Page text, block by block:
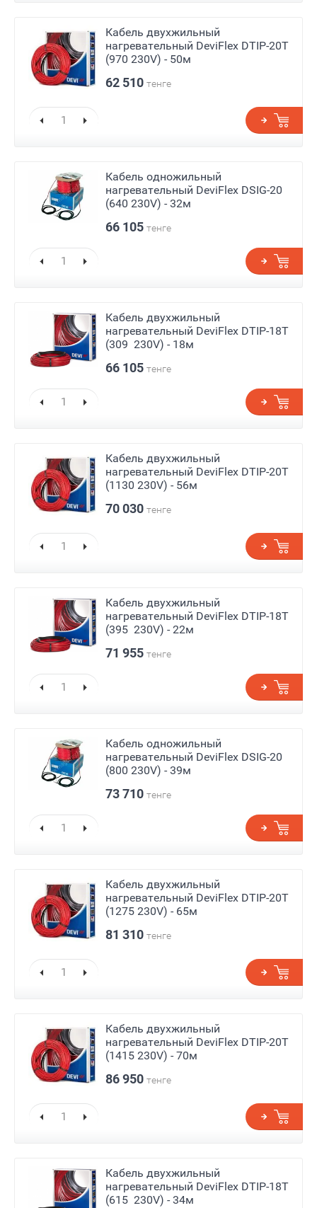
Кабель двухжильный
нагревательный DeviFlex DTIP-20T
(970 230V) - 50м
62 510 тенге
Кабель одножильный
нагревательный DeviFlex DSIG-20
(640 230V) - 32м
66 105 тенге
Кабель двухжильный
нагревательный DeviFlex DTIP-18T
(309 230V) - 18м
66 105 тенге
Кабель двухжильный
нагревательный DeviFlex DTIP-20T
(1130 230V) - 56м
70 030 тенге
Кабель двухжильный
нагревательный DeviFlex DTIP-18T
(395 230V) - 22м
71 955 тенге
Кабель одножильный
нагревательный DeviFlex DSIG-20
(800 230V) - 39м
73 710 тенге
Кабель двухжильный
нагревательный DeviFlex DTIP-20T
(1275 230V) - 65м
81 310 тенге
Кабель двухжильный
нагревательный DeviFlex DTIP-20T
(1415 230V) - 70м
86 950 тенге
Кабель двухжильный
нагревательный DeviFlex DTIP-18T
(615 230V) - 34м